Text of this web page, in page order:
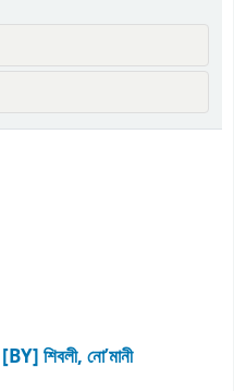
[BY] শিবলী, নো’মানী